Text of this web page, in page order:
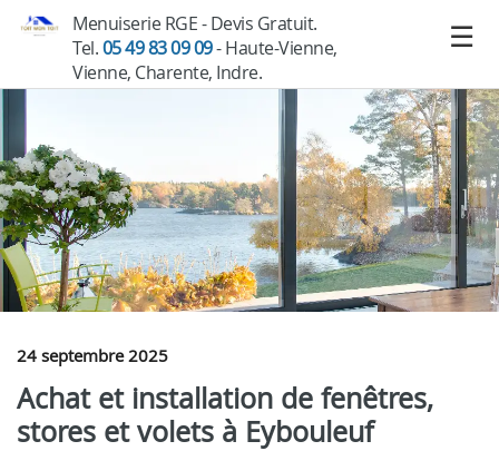
Menuiserie RGE - Devis Gratuit.
Tel.05 49 83 09 09- Haute-Vienne,
Vienne, Charente, Indre.
24 septembre 2025
Achat et installation de fenêtres,
stores et volets à Eybouleuf